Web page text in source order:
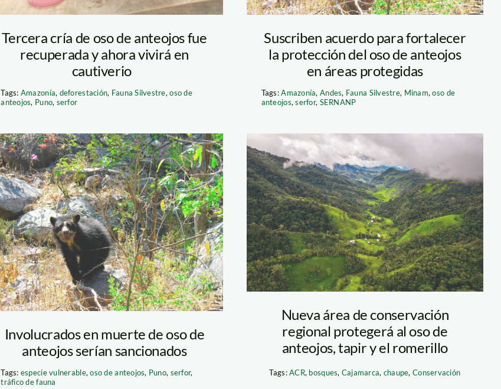
Tercera cría de oso de anteojos fue
recuperada y ahora vivirá en
cautiverio
Tags: Amazonía, deforestación, Fauna Silvestre,oso de
anteojos, Puno, serfor
Suscriben acuerdo para fortalecer
la protección del oso de anteojos
en áreas protegidas
Tags:Amazonía, Andes, Fauna Silvestre, Minam,oso de
anteojos,serfor, SERNANP
oso-de-anteojos-
sernanp
Involucrados en muerte de oso de
anteojos serían sancionados
Tags: especie vulnerable,oso de anteojos, Puno, serfor,
tráfico de fauna
chaupe—
cajamarca—
diego-perez
Nueva área de conservación
regional protegerá al oso de
anteojos, tapir y el romerillo
Tags:ACR, bosques, Cajamarca, chaupe,Conservación